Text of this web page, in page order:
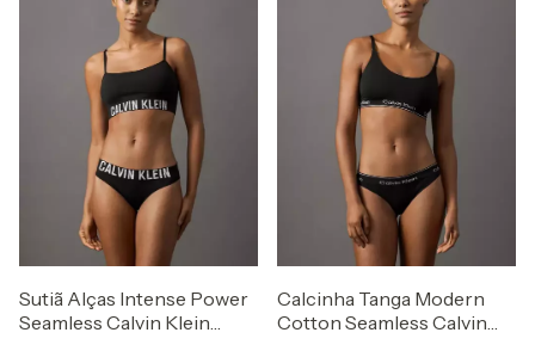
Sutiã Alças Intense Power
Seamless Calvin Klein
Calcinha Tanga Modern
Cotton Seamless Calvin